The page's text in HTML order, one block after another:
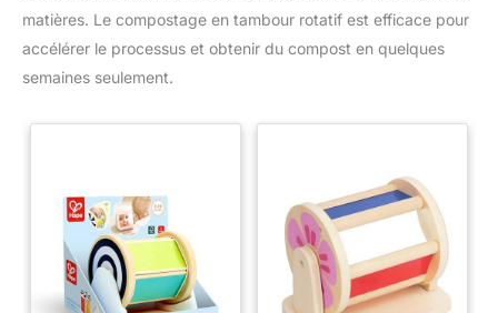
matières. Le compostage en tambour rotatif est efficace pour
accélérer le processus et obtenir du compost en quelques
semaines seulement.